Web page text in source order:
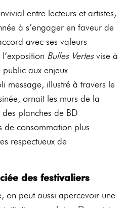
entre lecteurs et artistes,
à s’engager en faveur de
avec ses valeurs
Bulles Vertesvise à
aux enjeux
message, illustré à travers le
ornait les murs de la
planches de BD
de consommation plus
respectueux de
des festivaliers
on peut aussi apercevoir une